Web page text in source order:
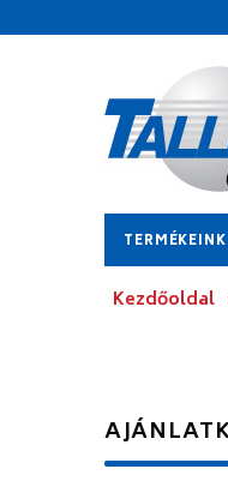
TERMÉKEINK
Kezdőoldal